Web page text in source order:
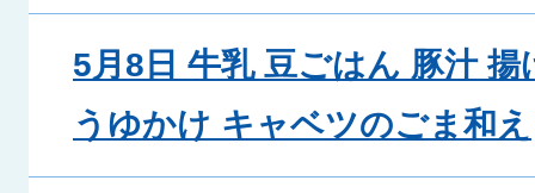
5月8日 牛乳 豆ごはん 豚汁
うゆかけ キャベツのごま和え